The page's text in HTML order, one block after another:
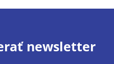
newsletter